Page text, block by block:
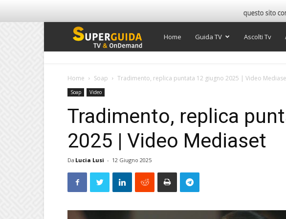
Super
Home Guida TV Ascolti Tv
Home Soap Tradimento, replica puntata 12 giugno 2025 | Video
Soap Video
Tradimento, replica
2025 | Video Mediaset
Da Lucia Lusi - 12 Giugno 2025